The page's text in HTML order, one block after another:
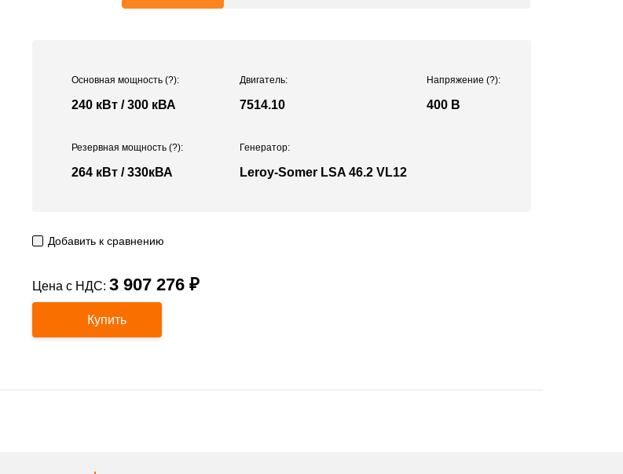
Основная мощность (?):
240 кВт / 300 кВА
Двигатель:
7514.10
Напряжение(?):
400 В
Резервная мощность (?):
264 кВт / 330кВА
Генератор:
Leroy-Somer LSA 46.2 VL12
Добавить к сравнению
Цена с НДС: 3 907 276 ₽
Купить